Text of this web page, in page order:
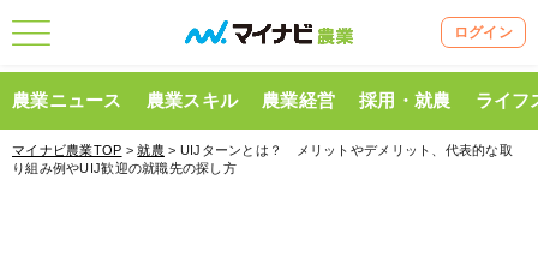
ログイン
農業ニュース 農業スキル 農業経営 採用・就農 ライフ
マイナビ農業TOP >就農 > UIJターンとは？ メリットやデメリット、代表的な取
り組み例やUIJ歓迎の就職先の探し方